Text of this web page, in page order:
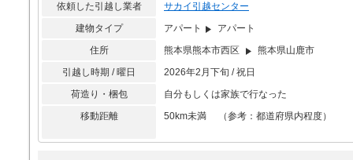
依頼した引越し業者
サカイ引越センター
建物タイプ
アパート
アパート
住所
熊本県熊本市西区
熊本県山鹿市
引越し時期 / 曜日
2026年2月下旬 / 祝日
荷造り・梱包
自分もしくは家族で行なった
移動距離
50km未満 （参考：都道府県内程度）